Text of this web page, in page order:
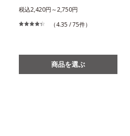
税込2,420円～2,750円
（4.35 / 75件）
商品を選ぶ